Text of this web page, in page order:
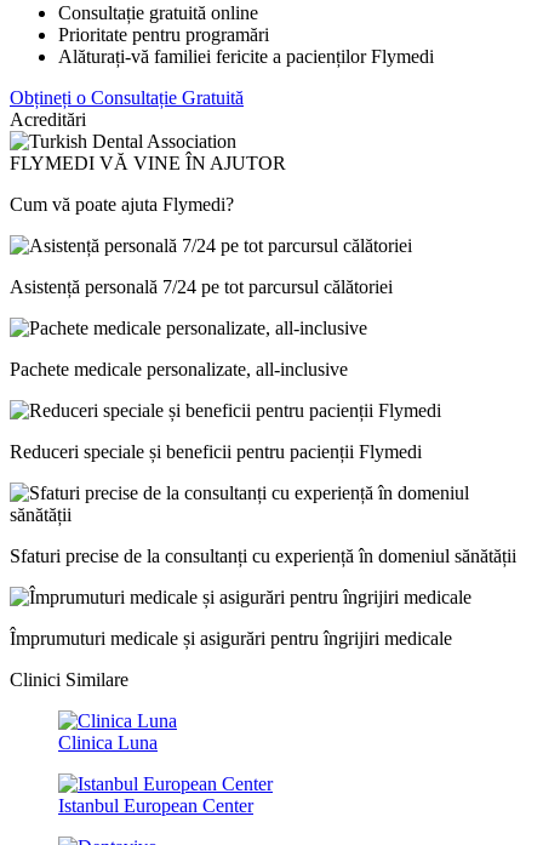
Consultație gratuită online
Prioritate pentru programări
Alăturați-vă familiei fericite a pacienților Flymedi
Obțineți o Consultație Gratuită
Acreditări
FLYMEDI VĂ VINE ÎN AJUTOR
Cum vă poate ajuta Flymedi?
Asistență personală 7/24 pe tot parcursul călătoriei
Pachete medicale personalizate, all-inclusive
Reduceri speciale și beneficii pentru pacienții Flymedi
Sfaturi precise de la consultanți cu experiență în domeniul sănătății
Împrumuturi medicale și asigurări pentru îngrijiri medicale
Clinici Similare
Clinica Luna
Istanbul European Center